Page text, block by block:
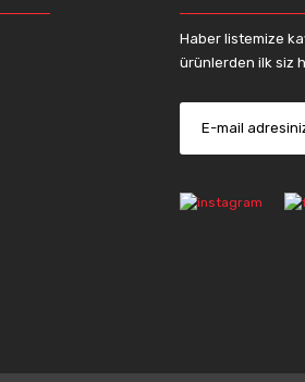
Haber listemize
ürünlerden ilk siz